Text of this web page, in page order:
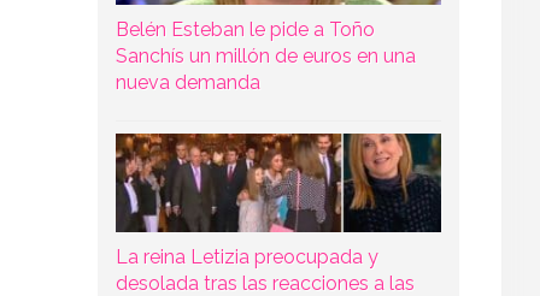
Belén Esteban le pide a Toño
Sanchís un millón de euros en una
nueva demanda
La reina Letizia preocupada y
desolada tras las reacciones a las